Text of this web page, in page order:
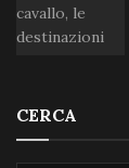
CERCA